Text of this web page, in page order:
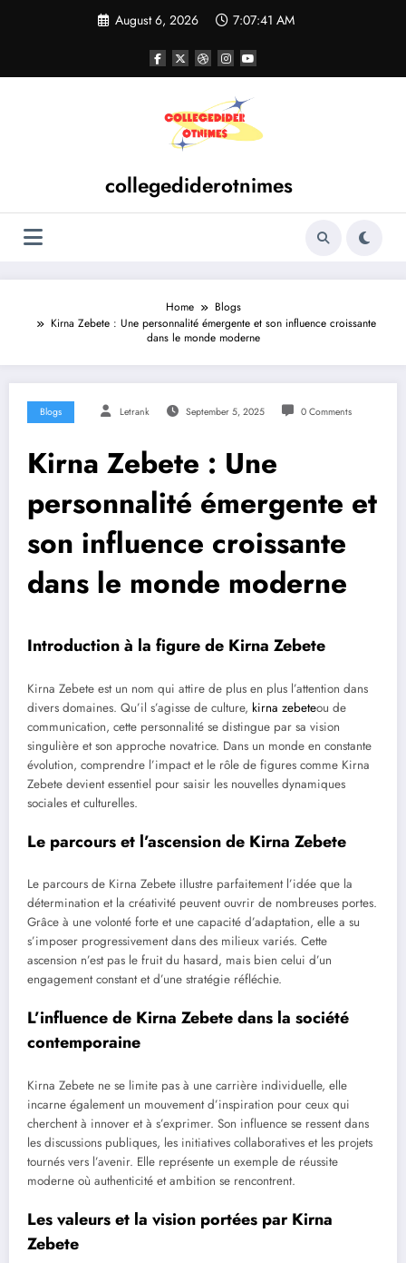
August 6, 2026 7:07:42 AM
collegediderotnimes
Home
Blogs
Kirna Zebete : Une personnalité émergente et son influence croissante
dans le monde moderne
Blogs Letrank September 5, 2025 0 Comments
Kirna Zebete : Une
personnalité émergente et
son influence croissante
dans le monde moderne
Introduction à la figure de Kirna Zebete
Kirna Zebete est un nom qui attire de plus en plus l’attention dans
divers domaines. Qu’il s’agisse de culture, kirna zebeteou de
communication, cette personnalité se distingue par sa vision
singulière et son approche novatrice. Dans un monde en constante
évolution, comprendre l’impact et le rôle de figures comme Kirna
Zebete devient essentiel pour saisir les nouvelles dynamiques
sociales et culturelles.
Le parcours et l’ascension de Kirna Zebete
Le parcours de Kirna Zebete illustre parfaitement l’idée que la
détermination et la créativité peuvent ouvrir de nombreuses portes.
Grâce à une volonté forte et une capacité d’adaptation, elle a su
s’imposer progressivement dans des milieux variés. Cette
ascension n’est pas le fruit du hasard, mais bien celui d’un
engagement constant et d’une stratégie réfléchie.
L’influence de Kirna Zebete dans la société
contemporaine
Kirna Zebete ne se limite pas à une carrière individuelle, elle
incarne également un mouvement d’inspiration pour ceux qui
cherchent à innover et à s’exprimer. Son influence se ressent dans
les discussions publiques, les initiatives collaboratives et les projets
tournés vers l’avenir. Elle représente un exemple de réussite
moderne où authenticité et ambition se rencontrent.
Les valeurs et la vision portées par Kirna
Zebete